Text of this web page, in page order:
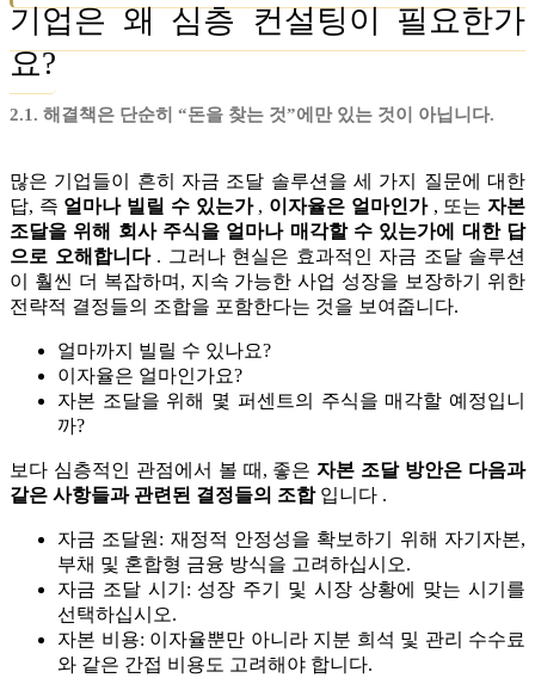
기업은 왜 심층 컨설팅이 필요한가
요?
2.1. 해결책은 단순히 “돈을 찾는 것”에만 있는 것이 아닙니다.
많은 기업들이 흔히 자금 조달 솔루션을 세 가지 질문에 대한
답, 즉 얼마나 빌릴 수 있는가 , 이자율은 얼마인가 , 또는자본
조달을 위해 회사 주식을 얼마나 매각할 수 있는가에 대한 답
으로 오해합니다 . 그러나 현실은 효과적인 자금 조달 솔루션
이 훨씬 더 복잡하며, 지속 가능한 사업 성장을 보장하기 위한
전략적 결정들의 조합을 포함한다는 것을 보여줍니다.
얼마까지 빌릴 수 있나요?
이자율은 얼마인가요?
자본 조달을 위해 몇 퍼센트의 주식을 매각할 예정입니
까?
보다 심층적인 관점에서 볼 때, 좋은자본 조달 방안은 다음과
같은 사항들과 관련된 결정들의 조합 입니다 .
자금 조달원: 재정적 안정성을 확보하기 위해 자기자본,
부채 및 혼합형 금융 방식을 고려하십시오.
자금 조달 시기: 성장 주기 및 시장 상황에 맞는 시기를
선택하십시오.
자본 비용: 이자율뿐만 아니라 지분 희석 및 관리 수수료
와 같은 간접 비용도 고려해야 합니다.